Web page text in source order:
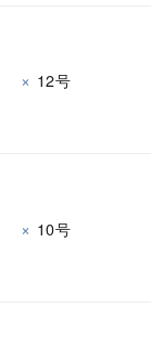
× 12号
× 10号